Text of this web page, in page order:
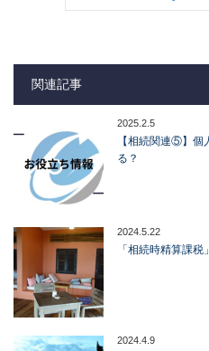
関連記事
2025.2.5
【相続関連⑤】個
る？
2024.5.22
「相続時精算課
2024.4.9